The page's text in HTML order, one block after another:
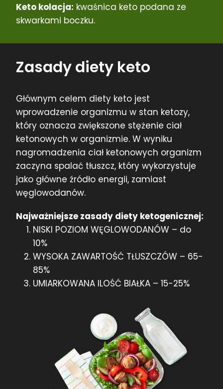
Keto kolacja: kwaśnica keto podana ze
skwarkami boczku.
Zasady diety keto
Głównym celem diety keto jest
wprowadzenie organizmu w stan ketozy,
który oznacza zwiększone stężenie ciał
ketonowych w organizmie. W wyniku
nagromadzenia ciał ketonowych organizm
zaczyna spalać tłuszcz, który wykorzystuje
jako główne źródło energii, zamiast
węglowodanów.
Najważniejsze zasady diety ketogenicznej:
NISKI POZIOM WĘGLOWODANÓW – do
10%
WYSOKA ZAWARTOŚĆ TŁUSZCZÓW – 65-
85%
UMIARKOWANA ILOŚĆ BIAŁKA – 15-25%